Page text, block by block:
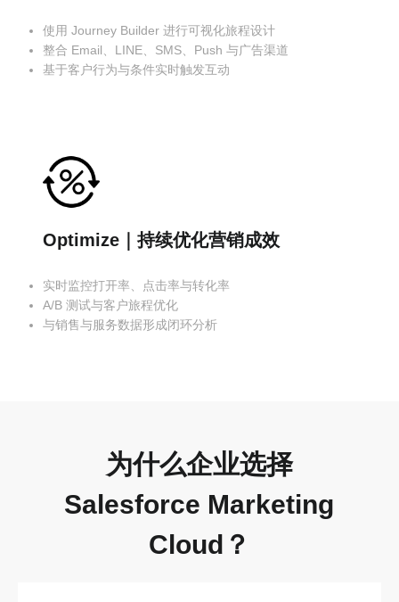
使用 Journey Builder 进行可视化旅程设计
整合 Email、LINE、SMS、Push 与广告渠道
基于客户行为与条件实时触发互动
Optimize｜持续优化营销成效
实时监控打开率、点击率与转化率
A/B 测试与客户旅程优化
与销售与服务数据形成闭环分析
为什么企业选择
Salesforce Marketing
Cloud？